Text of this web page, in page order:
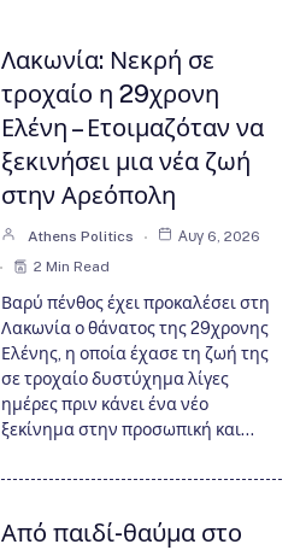
Λακωνία: Νεκρή σε
τροχαίο η 29χρονη
Ελένη – Ετοιμαζόταν να
ξεκινήσει μια νέα ζωή
στην Αρεόπολη
Athens Politics
Αυγ 6, 2026
2 Min Read
Βαρύ πένθος έχει προκαλέσει στη
Λακωνία ο θάνατος της 29χρονης
Ελένης, η οποία έχασε τη ζωή της
σε τροχαίο δυστύχημα λίγες
ημέρες πριν κάνει ένα νέο
ξεκίνημα στην προσωπική και…
Από παιδί-θαύμα στο